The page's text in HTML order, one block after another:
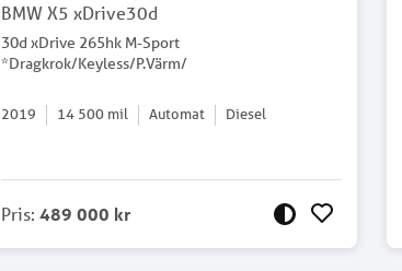
BMW X5 xDrive30d
30d xDrive 265hk M-Sport
*Dragkrok/Keyless/P.Värm/
2019 14 500 mil Automat Diesel
Pris:489 000 kr